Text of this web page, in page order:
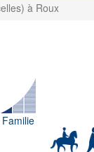
à Roux
Familie